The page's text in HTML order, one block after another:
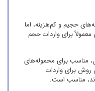
حجیم و کم‌هزینه، اما
برای واردات حجم
مناسب برای محموله‌های
روش برای واردات
مناسب است.